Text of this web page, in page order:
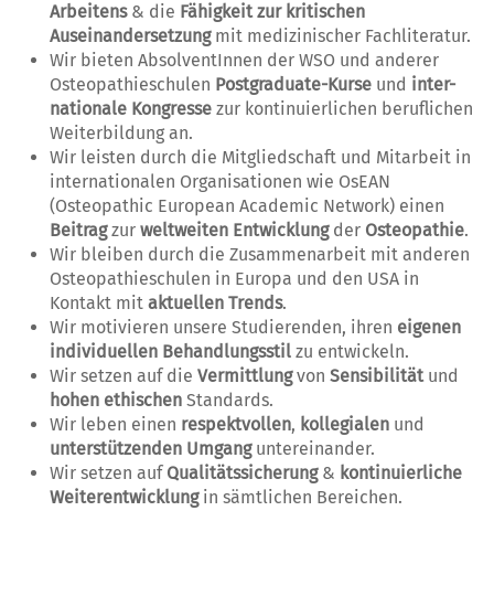
Arbeitens& die Fähigkeit zur kritischen
Auseinandersetzungmit medizinischer Fachliteratur.
Wir bieten AbsolventInnen der WSO und anderer
Osteopathieschulen Postgraduate-Kurse und inter-
nationale Kongresse zur kontinuierlichen beruflichen
Weiterbildung an.
Wir leisten durch die Mitgliedschaft und Mitarbeit in
internationalen Organisationen wie OsEAN
(Osteopathic European Academic Network) einen
Beitragzur weltweiten Entwicklung der Osteopathie.
Wir bleiben durch die Zusammenarbeit mit anderen
Osteopathieschulen in Europa und den USA in
Kontakt mit aktuellen Trends.
Wir motivieren unsere Studierenden, ihren eigenen
individuellen Behandlungsstil zu entwickeln.
Wir setzen auf die Vermittlungvon Sensibilitätund
hohen ethischen Standards.
Wir leben einen respektvollen, kollegialen und
unterstützenden Umganguntereinander.
Wir setzen auf Qualitätssicherung& kontinuierliche
Weiterentwicklungin sämtlichen Bereichen.